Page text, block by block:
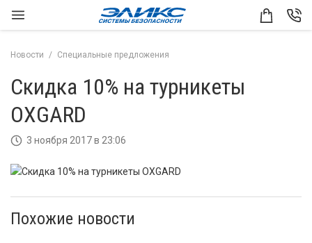
Новости Специальные предложения
Скидка 10% на турникеты
OXGARD
3 ноября 2017 в 23:06
Похожие новости